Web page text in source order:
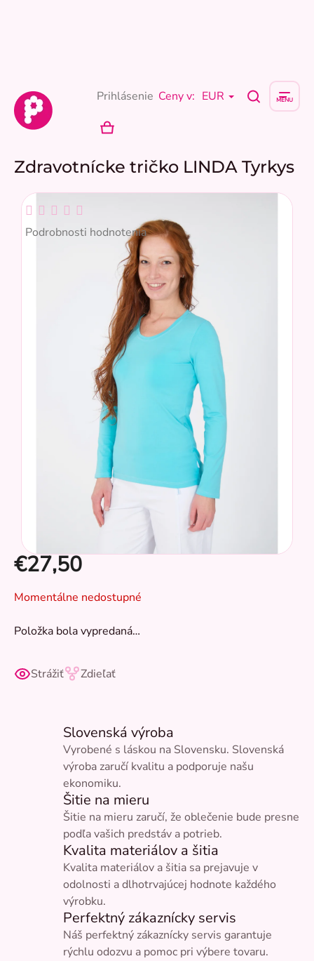
Ceny v: EUR
Prihlásenie
NÁKUPNÝ
Zdravotnícke tričko LINDA Tyrkys
Priemerné
hodnotenie
Podrobnosti hodnotenia
€27,50
Jednotková
Momentálne nedostupné
Položka bola vypredaná…
Strážiť Zdieľať
Slovenská výroba
Vyrobené s láskou na Slovensku. Slovenská
výroba zaručí kvalitu a podporuje našu
ekonomiku.
Šitie na mieru
Šitie na mieru zaručí, že oblečenie bude presne
podľa vašich predstáv a potrieb.
Kvalita materiálov a šitia
Kvalita materiálov a šitia sa prejavuje v
odolnosti a dlhotrvajúcej hodnote každého
výrobku.
Perfektný zákaznícky servis
Náš perfektný zákaznícky servis garantuje
rýchlu odozvu a pomoc pri výbere tovaru.